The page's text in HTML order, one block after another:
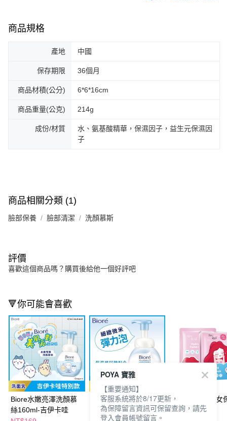
商品規格
產地 中國
保存期限 36個月
商品材積(公分) 6*6*16cm
商品重量(公克) 214g
成份/材質
水、氨基酸精華，保濕因子，益生元保濕因
子
商品相關分類 (1)
臉部保養 臉部清潔 洗顏慕斯
評價
喜歡這個商品嗎？購買後給他一個好評吧
🔻你可能會喜歡
Biore水嫩亮澤洗顏慕
絲160ml-吉伊卡哇
Biore 水嫩亮澤洗顏慕
絲 160ml
BZU BZU小淑女
面膜3片
POYA 寶雅
【重要通知】
客服系統將於8/17更新，
為保障留言資訊可保留查詢，請先
登入會員帳號留言。